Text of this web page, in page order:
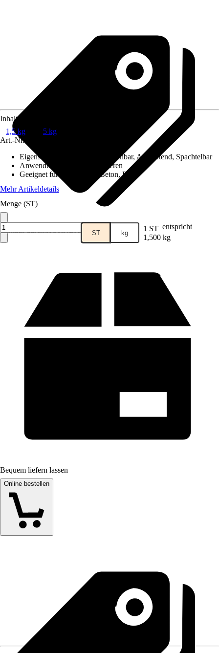
Verkauf durch:HORNBACH
Inhalt
1,5 kg
5 kg
Art.-Nr.
Eigenschaft
Gießbar, Überstreichbar, Aushärtend, Spachtelbar
Anwendung
Füllen, Modellieren
Geeignet für Untergrund
Beton, Putz
Mehr Artikeldetails
Menge (ST)
ST kg 1 ST entspricht
1,500 kg
Bequem liefern lassen
Online bestellen